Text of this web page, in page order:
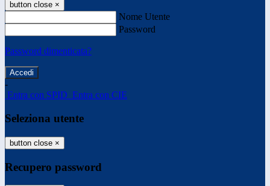
button close ×
Nome Utente
Password
Password dimenticata?
-
Entra con SPID Entra con CIE
Seleziona utente
button close ×
Recupero password